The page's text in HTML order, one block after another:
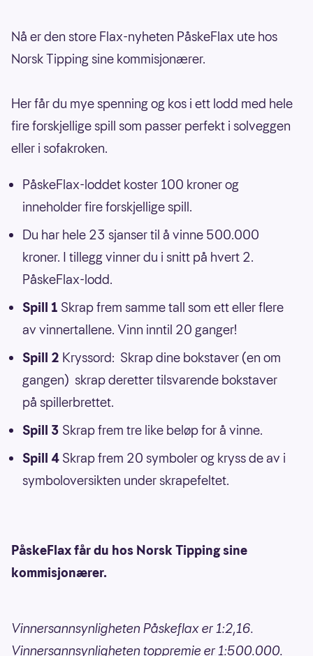
Nå er den store Flax-nyheten PåskeFlax ute hos
Norsk Tipping sine kommisjonærer.
Her får du mye spenning og kos i ett lodd med hele
fire forskjellige spill som passer perfekt i solveggen
eller i sofakroken.
PåskeFlax-loddet koster 100 kroner og
inneholder fire forskjellige spill.
Du har hele 23 sjanser til å vinne 500.000
kroner. I tillegg vinner du i snitt på hvert 2.
PåskeFlax-lodd.
Spill 1 Skrap frem samme tall som ett eller flere
av vinnertallene. Vinn inntil 20 ganger!
Spill 2 Kryssord: Skrap dine bokstaver (en om
gangen) skrap deretter tilsvarende bokstaver
på spillerbrettet.
Spill 3 Skrap frem tre like beløp for å vinne.
Spill 4 Skrap frem 20 symboler og kryss de av i
symboloversikten under skrapefeltet.
PåskeFlax får du hos Norsk Tipping sine
kommisjonærer.
Vinnersannsynligheten Påskeflax er 1:2,16.
Vinnersannsynligheten toppremie er 1:500.000.